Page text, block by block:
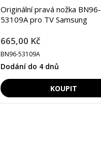
Originální pravá nožka BN96-
53109A pro TV Samsung
665,00 Kč
BN96-53109A
Dodání do 4 dnů